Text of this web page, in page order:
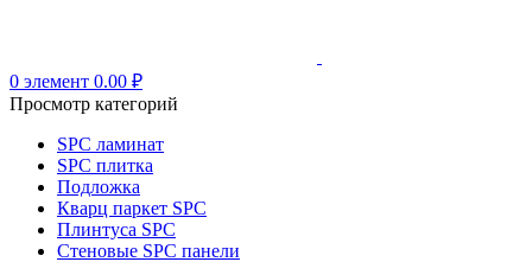
0 элемент 0.00 ₽
Просмотр категорий
SPC ламинат
SPC плитка
Подложка
Кварц паркет SPC
Плинтуса SPC
Стеновые SPC панели